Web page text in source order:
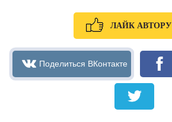
ЛАЙК АВТОРУ